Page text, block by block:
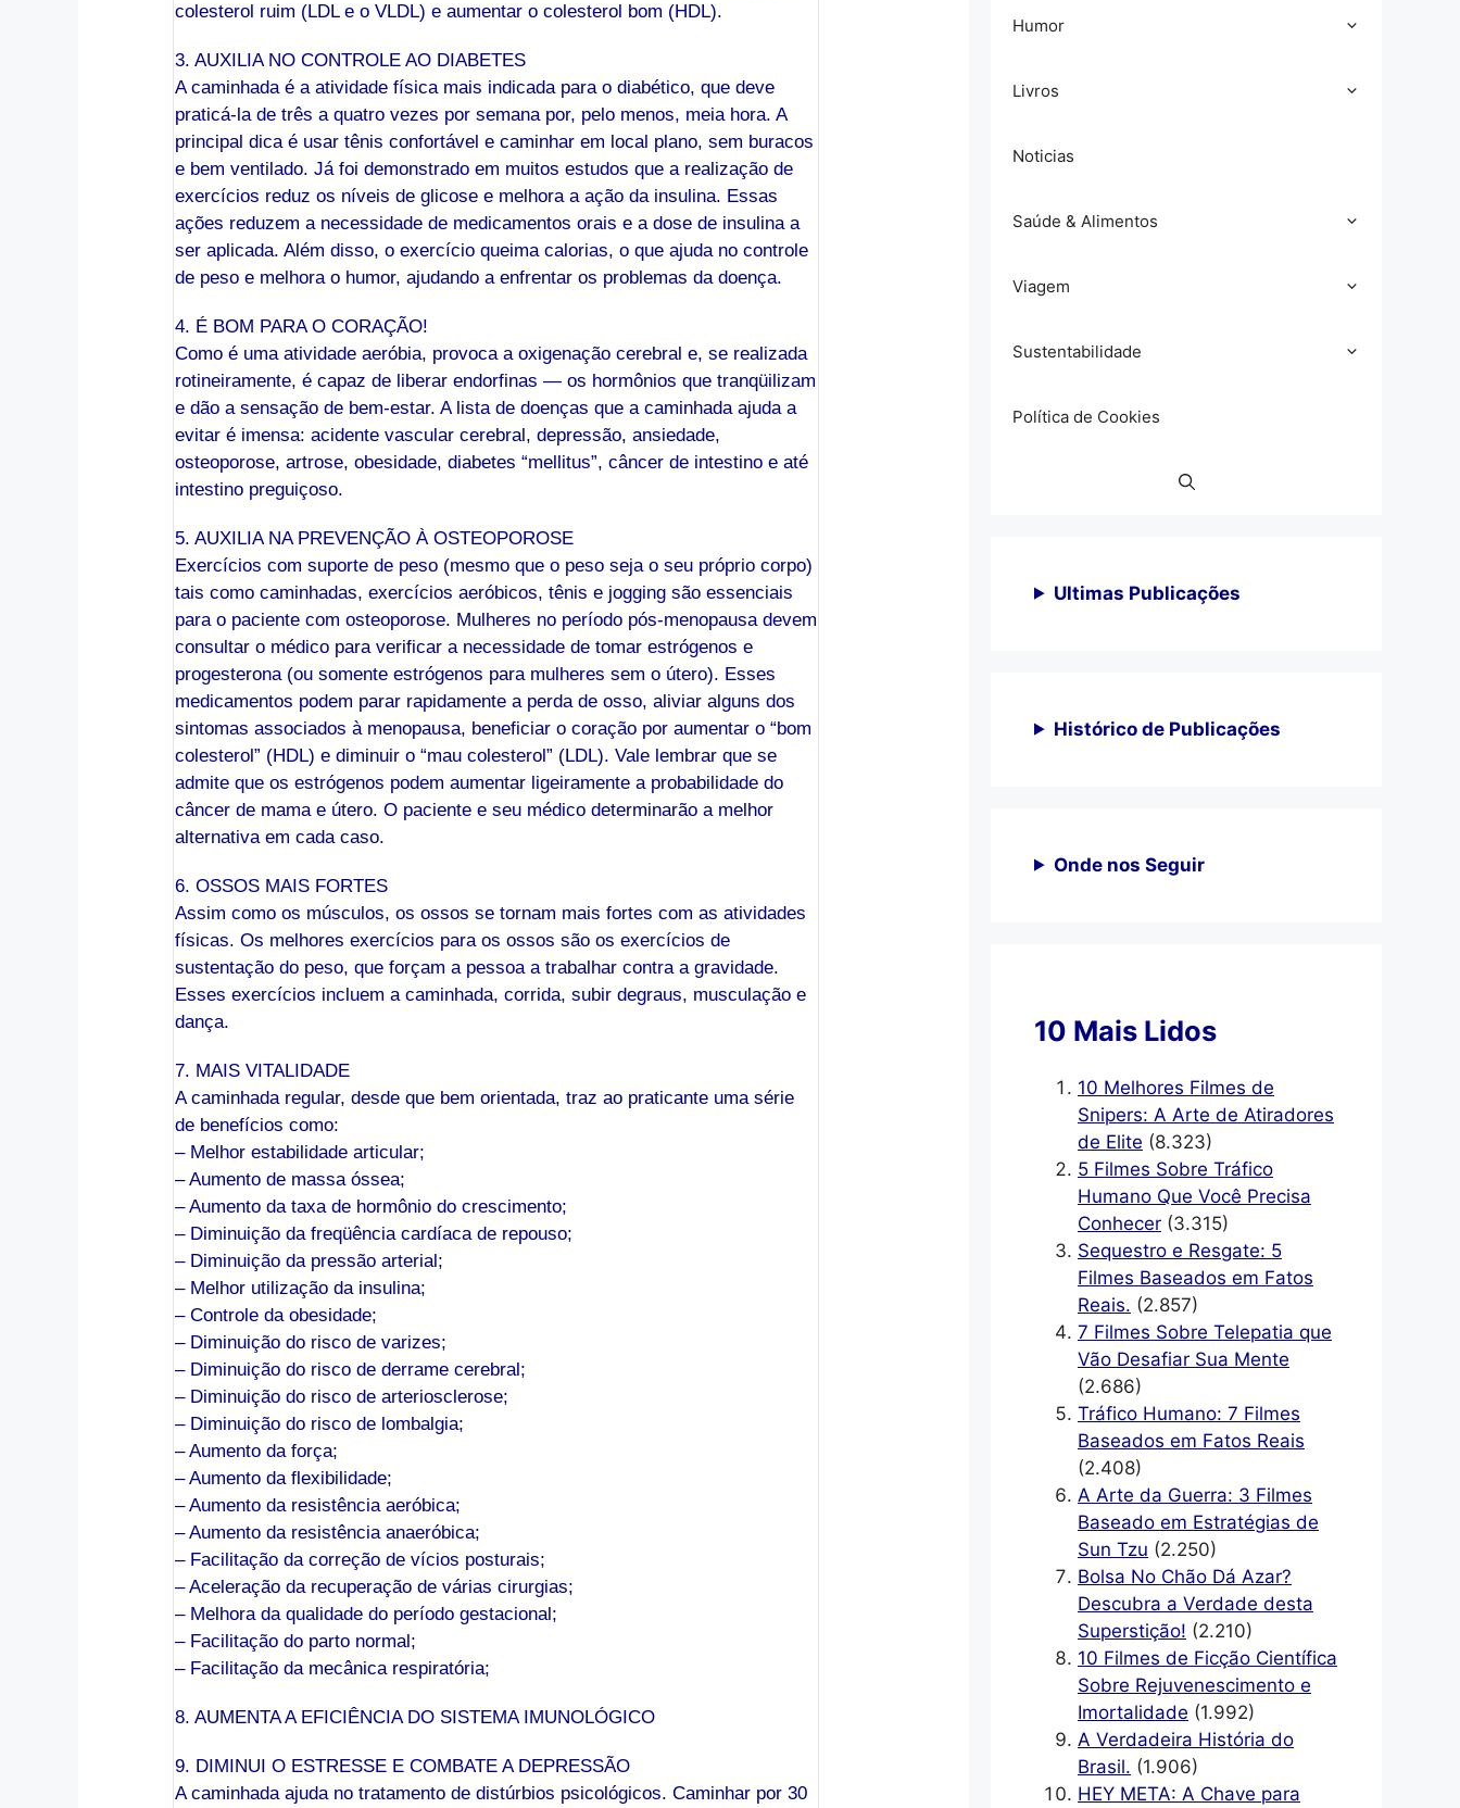
colesterol ruim (LDL e o VLDL) e aumentar o colesterol bom (HDL).
3. AUXILIA NO CONTROLE AO DIABETES
A caminhada é a atividade física mais indicada para o diabético, que deve
praticá-la de três a quatro vezes por semana por, pelo menos, meia hora. A
principal dica é usar tênis confortável e caminhar em local plano, sem buracos
e bem ventilado. Já foi demonstrado em muitos estudos que a realização de
exercícios reduz os níveis de glicose e melhora a ação da insulina. Essas
ações reduzem a necessidade de medicamentos orais e a dose de insulina a
ser aplicada. Além disso, o exercício queima calorias, o que ajuda no controle
de peso e melhora o humor, ajudando a enfrentar os problemas da doença.
4. É BOM PARA O CORAÇÃO!
Como é uma atividade aeróbia, provoca a oxigenação cerebral e, se realizada
rotineiramente, é capaz de liberar endorfinas — os hormônios que tranqüilizam
e dão a sensação de bem-estar. A lista de doenças que a caminhada ajuda a
evitar é imensa: acidente vascular cerebral, depressão, ansiedade,
osteoporose, artrose, obesidade, diabetes “mellitus”, câncer de intestino e até
intestino preguiçoso.
5. AUXILIA NA PREVENÇÃO À OSTEOPOROSE
Exercícios com suporte de peso (mesmo que o peso seja o seu próprio corpo)
tais como caminhadas, exercícios aeróbicos, tênis e jogging são essenciais
para o paciente com osteoporose. Mulheres no período pós-menopausa devem
consultar o médico para verificar a necessidade de tomar estrógenos e
progesterona (ou somente estrógenos para mulheres sem o útero). Esses
medicamentos podem parar rapidamente a perda de osso, aliviar alguns dos
sintomas associados à menopausa, beneficiar o coração por aumentar o “bom
colesterol” (HDL) e diminuir o “mau colesterol” (LDL). Vale lembrar que se
admite que os estrógenos podem aumentar ligeiramente a probabilidade do
câncer de mama e útero. O paciente e seu médico determinarão a melhor
alternativa em cada caso.
6. OSSOS MAIS FORTES
Assim como os músculos, os ossos se tornam mais fortes com as atividades
físicas. Os melhores exercícios para os ossos são os exercícios de
sustentação do peso, que forçam a pessoa a trabalhar contra a gravidade.
Esses exercícios incluem a caminhada, corrida, subir degraus, musculação e
dança.
7. MAIS VITALIDADE
A caminhada regular, desde que bem orientada, traz ao praticante uma série
de benefícios como:
– Melhor estabilidade articular;
– Aumento de massa óssea;
– Aumento da taxa de hormônio do crescimento;
– Diminuição da freqüência cardíaca de repouso;
– Diminuição da pressão arterial;
– Melhor utilização da insulina;
– Controle da obesidade;
– Diminuição do risco de varizes;
– Diminuição do risco de derrame cerebral;
– Diminuição do risco de arteriosclerose;
– Diminuição do risco de lombalgia;
– Aumento da força;
– Aumento da flexibilidade;
– Aumento da resistência aeróbica;
– Aumento da resistência anaeróbica;
– Facilitação da correção de vícios posturais;
– Aceleração da recuperação de várias cirurgias;
– Melhora da qualidade do período gestacional;
– Facilitação do parto normal;
– Facilitação da mecânica respiratória;
8. AUMENTA A EFICIÊNCIA DO SISTEMA IMUNOLÓGICO
9. DIMINUI O ESTRESSE E COMBATE A DEPRESSÃO
A caminhada ajuda no tratamento de distúrbios psicológicos. Caminhar por 30
Humor
Livros
Noticias
Saúde & Alimentos
Viagem
Sustentabilidade
Política de Cookies
Ultimas Publicações
Histórico de Publicações
Onde nos Seguir
10 Mais Lidos
10 Melhores Filmes de
Snipers: A Arte de Atiradores
de Elite (8.323)
5 Filmes Sobre Tráfico
Humano Que Você Precisa
Conhecer (3.315)
Sequestro e Resgate: 5
Filmes Baseados em Fatos
Reais. (2.857)
7 Filmes Sobre Telepatia que
Vão Desafiar Sua Mente
(2.686)
Tráfico Humano: 7 Filmes
Baseados em Fatos Reais
(2.408)
A Arte da Guerra: 3 Filmes
Baseado em Estratégias de
Sun Tzu (2.250)
Bolsa No Chão Dá Azar?
Descubra a Verdade desta
Superstição! (2.210)
10 Filmes de Ficção Científica
Sobre Rejuvenescimento e
Imortalidade (1.992)
A Verdadeira História do
Brasil. (1.906)
HEY META: A Chave para